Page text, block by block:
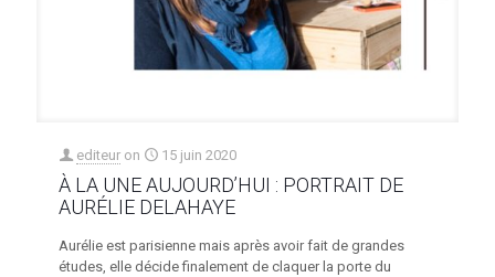
editeur on 15 juin 2020
À LA UNE AUJOURD’HUI : PORTRAIT DE
AURÉLIE DELAHAYE
Aurélie est parisienne mais après avoir fait de grandes
études, elle décide finalement de claquer la porte du